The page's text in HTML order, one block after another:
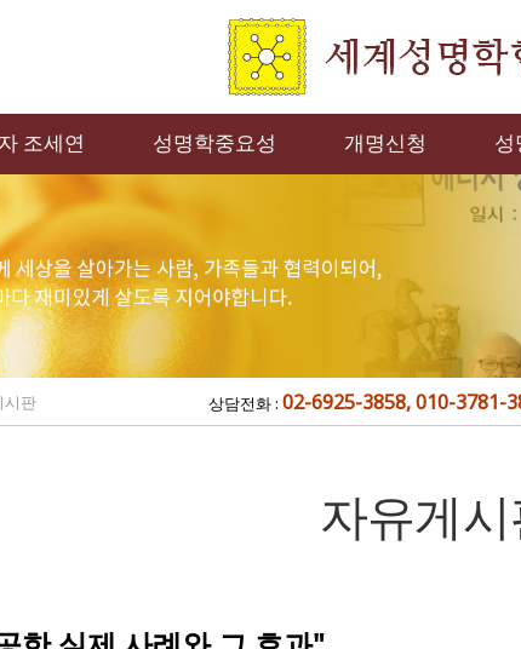
조세연 성명학중요성 개명신청 성
판 상담전화 : 02-6925-3858, 010-3781-
자유게